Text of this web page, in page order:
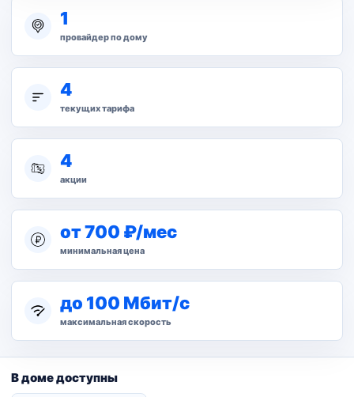
1
провайдер по дому
4
текущих тарифа
4
акции
от 700 ₽/мес
минимальная цена
до 100 Мбит/с
максимальная скорость
В доме доступны